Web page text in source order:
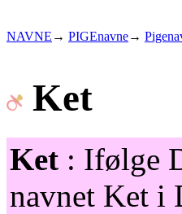
NAVNE → PIGEnavne→
Ket
Ket : Ifølge
navnet Ket i